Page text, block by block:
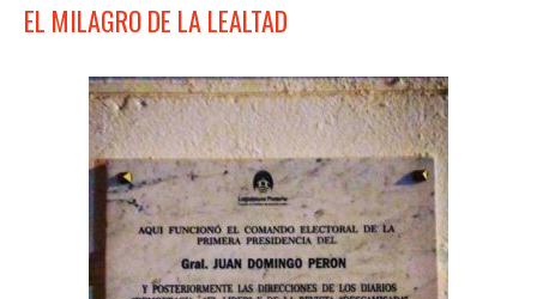
EL MILAGRO DE LA LEALTAD